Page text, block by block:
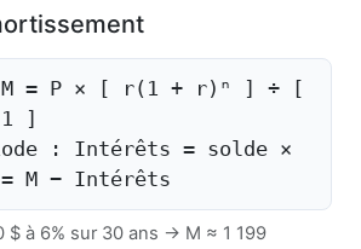
M = P × [ r(1 + r)ⁿ ] ÷ [
]
: Intérêts = solde ×
M − Intérêts
$ à 6% sur 30 ans → M ≈ 1 199